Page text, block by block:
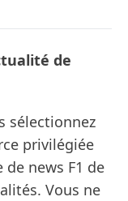
de
sélectionnez
privilégiée
news F1 de
Vous ne